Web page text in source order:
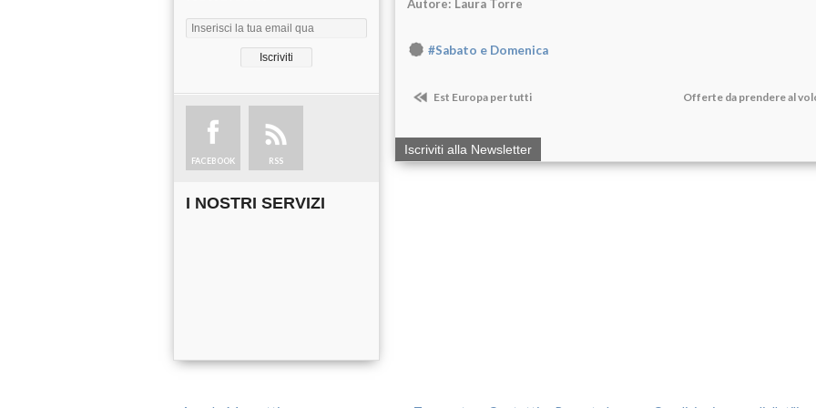
FACEBOOK RSS
I NOSTRI SERVIZI
Autore: Laura Torre
#Sabato e Domenica
Est Europa per tutti Offerte da prendere al
Iscriviti alla Newsletter